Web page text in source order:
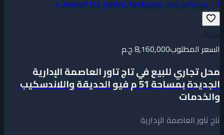
السعر المطلوب8,160,000 ج.م
محل تجاري للبيع في تاج تاور العاصمة الإدارية
الجديدة بمساحة 51 م فيو الحديقة واللاندسكيب
والخدمات
تاج تاور العاصمة الإدارية